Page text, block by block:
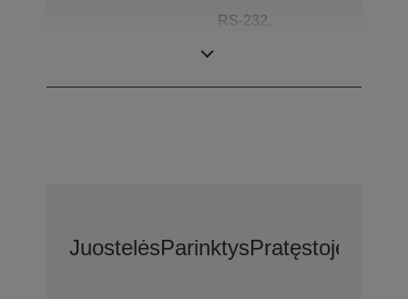
RS-232,
JuostelėsParinktysPratęstoje